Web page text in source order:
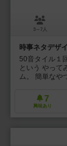
3～7人
時事ネタデザ
50音タイル１
という やって
ム。 簡単なや
7
興味あり